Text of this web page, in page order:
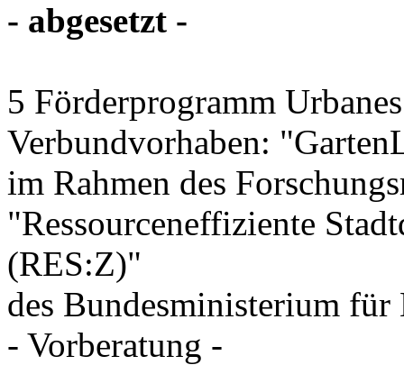
- abgesetzt -
5 Förderprogramm
Verbundvorhaben:
im Rahmen des
"Ressourceneffiziente
(RES:Z)"
des Bundesministerium
- Vorberatung -